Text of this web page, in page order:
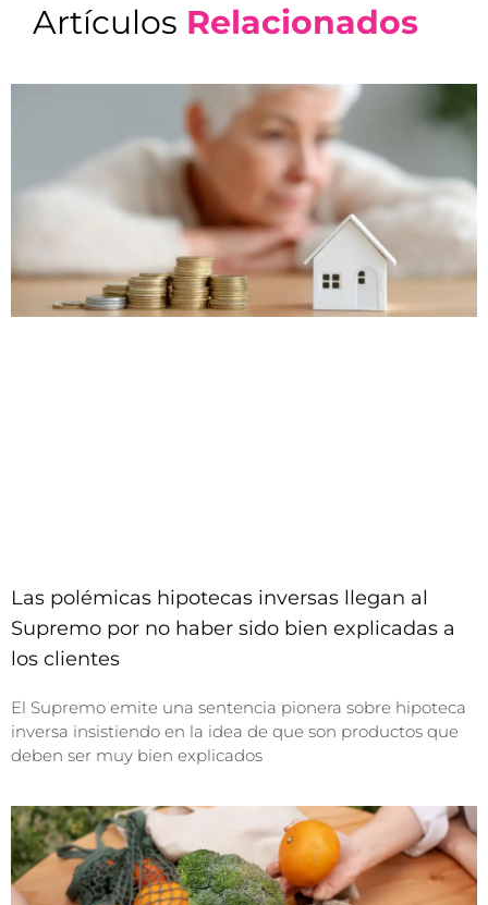
Artículos Relacionados
Las polémicas hipotecas inversas llegan al
Supremo por no haber sido bien explicadas a
los clientes
El Supremo emite una sentencia pionera sobre hipoteca
inversa insistiendo en la idea de que son productos que
deben ser muy bien explicados